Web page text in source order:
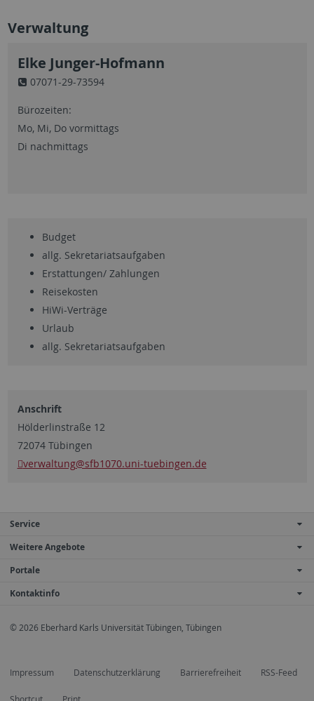
Verwaltung
Elke Junger-Hofmann
07071-29-73594
Bürozeiten:
Mo, Mi, Do vormittags
Di nachmittags
Budget
allg. Sekretariatsaufgaben
Erstattungen/ Zahlungen
Reisekosten
HiWi-Verträge
Urlaub
allg. Sekretariatsaufgaben
Anschrift
Hölderlinstraße 12
72074 Tübingen
verwaltung@sfb1070.uni-tuebingen.de
Service
Weitere Angebote
Portale
Kontaktinfo
© 2026 Eberhard Karls Universität Tübingen, Tübingen
Impressum Datenschutzerklärung Barrierefreiheit RSS-Feed